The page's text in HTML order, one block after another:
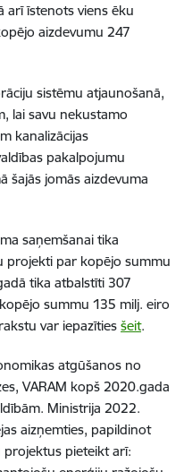
arīīstenots viens ēku
o aizdevumu 247
sistēmu atjaunošanā,
lai savu nekustamo
kanalizācijas
pakalpojumu
šajās jomās aizdevuma
saņemšanai tika
projekti par kopējo summu
tika atbalstīti 307
summu 135 milj. eiro
var iepazīties šeit.
atgūšanos no
VARAM kopš 2020.gada
Ministrija 2022.
aizņemties, papildinot
pieteikt arī: